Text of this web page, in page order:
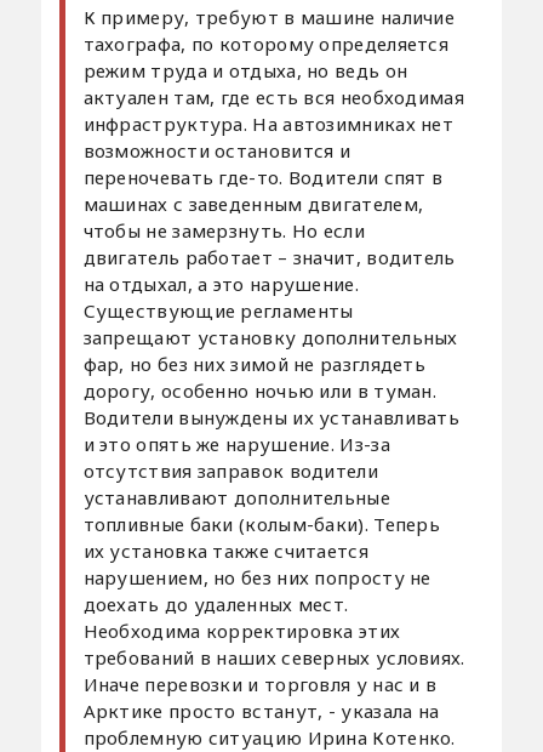
К примеру, требуют в машине наличие
тахографа, по которому определяется
режим труда и отдыха, но ведь он
актуален там, где есть вся необходимая
инфраструктура. На автозимниках нет
возможности остановится и
переночевать где-то. Водители спят в
машинах с заведенным двигателем,
чтобы не замерзнуть. Но если
двигатель работает – значит, водитель
на отдыхал, а это нарушение.
Существующие регламенты
запрещают установку дополнительных
фар, но без них зимой не разглядеть
дорогу, особенно ночью или в туман.
Водители вынуждены их устанавливать
и это опять же нарушение. Из-за
отсутствия заправок водители
устанавливают дополнительные
топливные баки (колым-баки). Теперь
их установка также считается
нарушением, но без них попросту не
доехать до удаленных мест.
Необходима корректировка этих
требований в наших северных условиях.
Иначе перевозки и торговля у нас и в
Арктике просто встанут, - указала на
проблемную ситуацию Ирина Котенко.